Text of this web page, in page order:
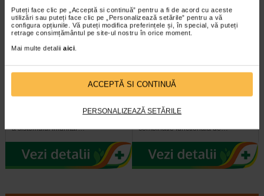
Puteți face clic pe „Acceptă si continuă” pentru a fi de acord cu aceste
utilizări sau puteți face clic pe „Personalizează setările” pentru a vă
configura opțiunile. Vă puteți modifica preferințele și, în special, vă puteți
retrage consimțământul pe site-ul nostru în orice moment.
Mai multe detalii aici.
ACCEPTĂ SI CONTINUĂ
PERSONALIZEAZĂ SETĂRILE
ImunoSuport 1000, 30
comprimate, NATURALIS
Vitaminele C, D3 si zincul
a sistemului imunitar…
filmate, NATURALIS
CardioForte de la Naturalis este un
combinatie functionala de…